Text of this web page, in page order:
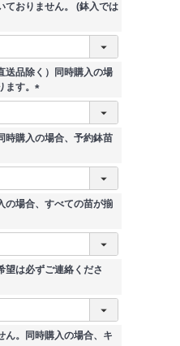
ておりません。 (鉢入では
送品除く）同時購入の場
す。
(
須
時購入の場合、予約鉢苗
の場合、すべての苗が揃
望は必ずご連絡くださ
ん。同時購入の場合、キ